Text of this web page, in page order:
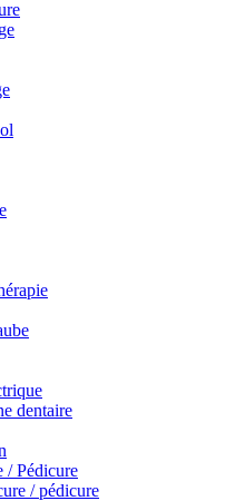
dentaire
/ Pédicure
/ pédicure